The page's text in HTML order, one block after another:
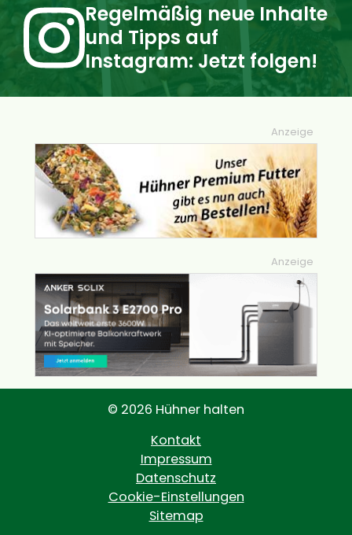
Regelmäßig neue Inhalte
und Tipps auf
Instagram: Jetzt folgen!
Anzeige
Anzeige
© 2026 Hühner halten
Kontakt
Impressum
Datenschutz
Cookie-Einstellungen
Sitemap